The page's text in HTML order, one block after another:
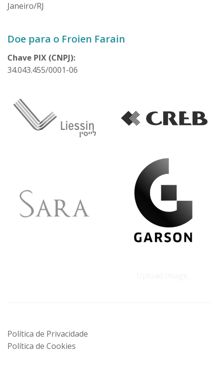
Janeiro/RJ
Doe para o Froien Farain
Chave PIX (CNPJ):
34.043.455/0001-06
Política de Privacidade
Política de Cookies